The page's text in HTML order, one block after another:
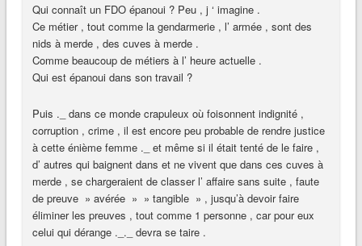
Qui connaît un FDO épanoui ? Peu , j ‘ imagine .
Ce métier , tout comme la gendarmerie , l’ armée , sont des
nids à merde , des cuves à merde .
Comme beaucoup de métiers à l’ heure actuelle .
Qui est épanoui dans son travail ?
Puis ._ dans ce monde crapuleux où foisonnent indignité ,
corruption , crime , il est encore peu probable de rendre justice
à cette énième femme ._ et même si il était tenté de le faire ,
d’ autres qui baignent dans et ne vivent que dans ces cuves à
merde , se chargeraient de classer l’ affaire sans suite , faute
de preuve » avérée » » tangible » , jusqu’à devoir faire
éliminer les preuves , tout comme 1 personne , car pour eux
celui qui dérange ._._ devra se taire .